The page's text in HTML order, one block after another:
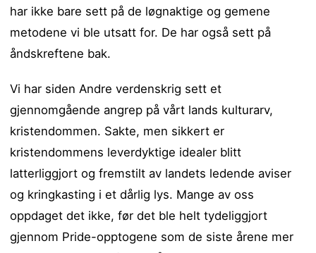
har ikke bare sett på de løgnaktige og gemene
metodene vi ble utsatt for. De har også sett på
åndskreftene bak.
Vi har siden Andre verdenskrig sett et
gjennomgående angrep på vårt lands kulturarv,
kristendommen. Sakte, men sikkert er
kristendommens leverdyktige idealer blitt
latterliggjort og fremstilt av landets ledende aviser
og kringkasting i et dårlig lys. Mange av oss
oppdaget det ikke, før det ble helt tydeliggjort
gjennom Pride-opptogene som de siste årene mer